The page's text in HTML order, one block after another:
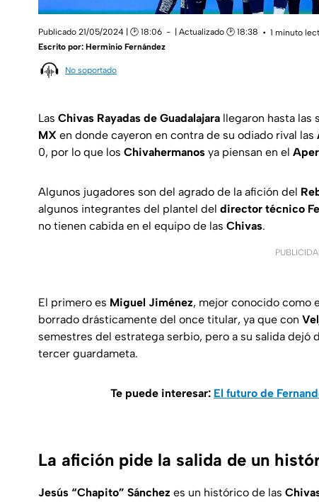
Publicado 21/05/2024 | 🕑 18:06 | Actualizado 🕑 18:38
1 minuto
Escrito por: Herminio Fernández
No soportado
Las Chivas Rayadas de Guadalajara llegaron hasta las
MX en donde cayeron en contra de su odiado rival las
0, por lo que los Chivahermanos ya piensan en el
Algunos jugadores son del agrado de la afición del
algunos integrantes del plantel del director técnico
no tienen cabida en el equipo de las Chivas.
El primero es Miguel Jiménez, mejor conocido como
borrado drásticamente del once titular, ya que con
semestres del estratega serbio, pero a su salida dejó
tercer guardameta.
Te puede interesar: El futuro de
La afición pide la salida de un
Jesús “Chapito” Sánchez es un histórico de las